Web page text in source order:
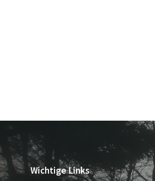
Wichtige Links